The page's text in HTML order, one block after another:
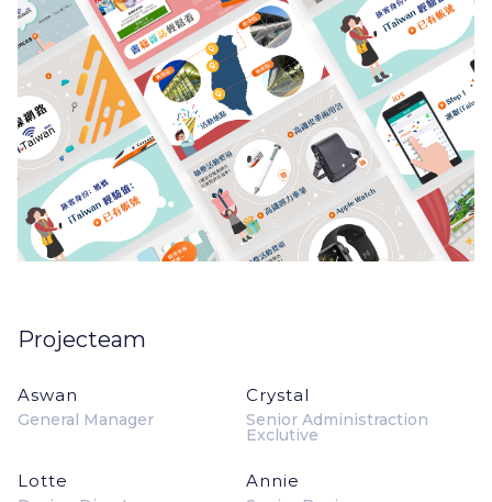
Projecteam
Aswan
General Manager
Crystal
Senior Administraction
Exclutive
Lotte Annie